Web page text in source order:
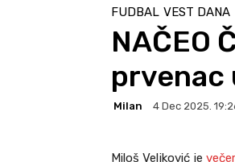
FUDBAL VEST DANA
NAČEO
prvenac
Milan 4 Dec 2025.
Miloš Veljković je